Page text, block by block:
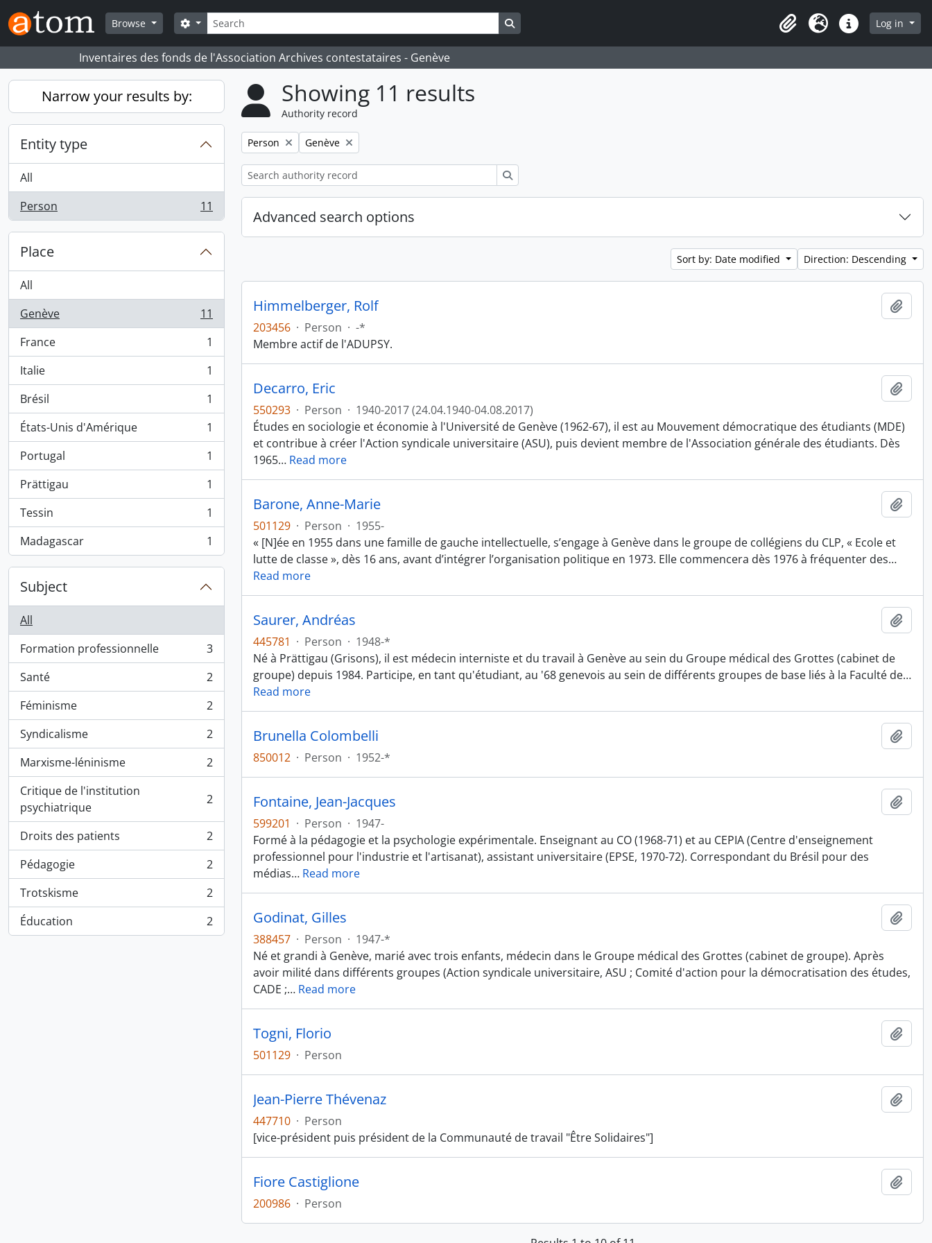
Skip to main content
Browse
Search
Search options
ClipboardLanguageQuick linksLog in
Inventaires des fonds de l'Association Archives contestataires - Genève
Narrow your results by:
Entity type
All
Person
, 11 results 11
Place
All
Genève
, 11 results
11
France
, 1 results
1
Italie
, 1 results
1
Brésil
, 1 results
1
États-Unis d'Amérique
, 1 results
1
Portugal
, 1 results
1
Prättigau
, 1 results
1
Tessin
, 1 results
1
Madagascar
, 1 results 1
Subject
All
Formation professionnelle
, 3 results
3
Santé
, 2 results
2
Féminisme
, 2 results
2
Syndicalisme
, 2 results
2
Marxisme-léninisme
, 2 results
2
Critique de l'institution
psychiatrique
, 2 results 2
Droits des patients
, 2 results
2
Pédagogie
, 2 results
2
Trotskisme
, 2 results
2
Éducation
, 2 results 2
Showing 11 results
Authority record
Remove filter:
Person Remove filter:
Genève
Advanced search options
Sort by: Date modified Direction: Descending
Himmelberger, Rolf
203456 · Person · -*
Membre actif de l'ADUPSY.
Decarro, Eric
550293 · Person · 1940-2017 (24.04.1940-04.08.2017)
Études en sociologie et économie à l'Université de Genève (1962-67), il est au Mouvement démocratique des étudiants (MDE)
et contribue à créer l'Action syndicale universitaire (ASU), puis devient membre de l'Association générale des étudiants. Dès
1965… Read more
Barone, Anne-Marie
501129 · Person · 1955-
« [N]ée en 1955 dans une famille de gauche intellectuelle, s’engage à Genève dans le groupe de collégiens du CLP, « Ecole et
lutte de classe », dès 16 ans, avant d’intégrer l’organisation politique en 1973. Elle commencera dès 1976 à fréquenter des…
Read more
Saurer, Andréas
445781 · Person · 1948-*
Né à Prättigau (Grisons), il est médecin interniste et du travail à Genève au sein du Groupe médical des Grottes (cabinet de
groupe) depuis 1984. Participe, en tant qu'étudiant, au '68 genevois au sein de différents groupes de base liés à la Faculté de…
Read more
Brunella Colombelli
850012 · Person · 1952-*
Fontaine, Jean-Jacques
599201 · Person · 1947-
Formé à la pédagogie et la psychologie expérimentale. Enseignant au CO (1968-71) et au CEPIA (Centre d'enseignement
professionnel pour l'industrie et l'artisanat), assistant universitaire (EPSE, 1970-72). Correspondant du Brésil pour des
médias… Read more
Godinat, Gilles
388457 · Person · 1947-*
Né et grandi à Genève, marié avec trois enfants, médecin dans le Groupe médical des Grottes (cabinet de groupe). Après
avoir milité dans différents groupes (Action syndicale universitaire, ASU ; Comité d'action pour la démocratisation des études,
CADE ;… Read more
Togni, Florio
501129 · Person
Jean-Pierre Thévenaz
447710 · Person
[vice-président puis président de la Communauté de travail "Être Solidaires"]
Fiore Castiglione
200986 · Person